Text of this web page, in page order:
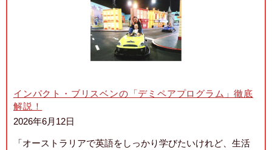
インパクト・ブリスベンの「デミペアプログラム」徹底
解説！
2026年6月12日
「オーストラリアで英語をしっかり学びたいけれど、生活